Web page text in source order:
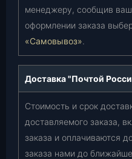
менеджеру, сообщив
оформлении заказа
«Самовывоз».
Доставка "Почтой
Стоимость и срок
доставляемого заказа,
заказа и оплачиваются
заказа нами до